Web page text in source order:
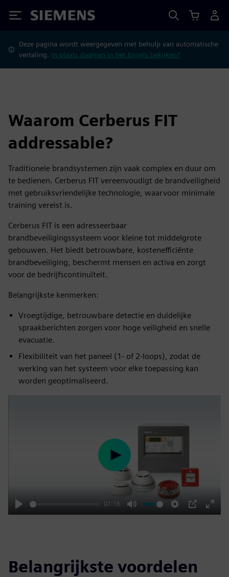
Siemens
Deze pagina wordt weergegeven met behulp van automatische
vertaling. In plaats daarvan in het Engels bekijken?
Waarom Cerberus FIT
addressable?
Traditionele brandsystemen zijn vaak complex en duur om
te bedienen. Cerberus FIT vereenvoudigt de brandveiligheid
met gebruiksvriendelijke technologie, waarvoor minimale
training vereist is.
Cerberus FIT is een adresseerbaar
brandbeveiligingssysteem voor kleine tot middelgrote
gebouwen. Het biedt betrouwbare, kostenefficiënte
brandbeveiliging, beschermt mensen en activa en zorgt
voor de bedrijfscontinuïteit.
Belangrijkste kenmerken:
Vroegtijdige, betrouwbare detectie en duidelijke
spraakberichten zorgen voor hoge veiligheid en snelle
evacuatie.
Flexibiliteit van het paneel (1- of 2-loops), zodat de
werking van het systeem voor elke toepassing kan
worden geoptimaliseerd.
Play
01:16
Mute Settings
PIP
Enter
Play
Belangrijkste voordelen